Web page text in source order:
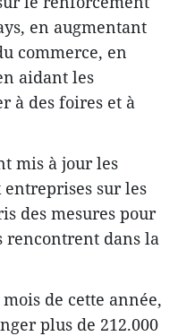
en augmentant
commerce, en
aidant les
à des foires et à
mis à jour les
sur les
des mesures pour
dans la
de cette année,
plus de 212.000